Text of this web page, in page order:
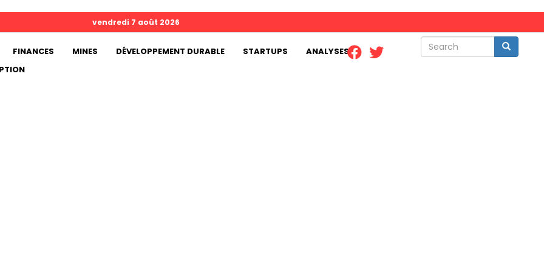
Search Search
vendredi 7 août 2026
FINANCES MINES DÉVELOPPEMENT DURABLE STARTUPS
ANALYSES